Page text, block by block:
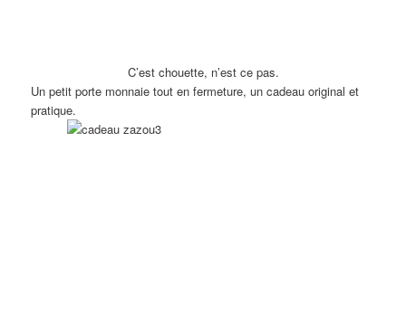
C’est chouette, n’est ce pas.
Un petit porte monnaie tout en fermeture, un cadeau original et
pratique.